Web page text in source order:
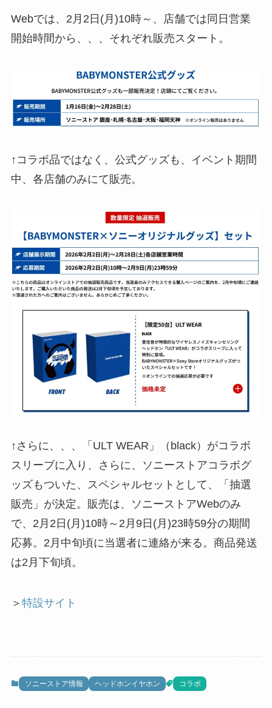
Webでは、2月2日(月)10時～、店舗では同日営業
開始時間から、、、それぞれ販売スタート。
↑コラボ品ではなく、公式グッズも、イベント期間
中、各店舗のみにて販売。
↑さらに、、、「ULT WEAR」（black）がコラボ
スリーブに入り、さらに、ソニーストアコラボグ
ッズもついた、スペシャルセットとして、「抽選
販売」が決定。販売は、ソニーストアWebのみ
で、2月2日(月)10時～2月9日(月)23時59分の期間
応募。2月中旬頃に当選者に連絡が来る。商品発送
は2月下旬頃。
＞ 特設サイト
ソニーストア情報 ヘッドホンイヤホン コラボ